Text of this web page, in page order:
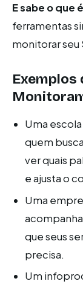
E sabe o que
ferramentas
monitorar seu
Exemplos
Uma
quem
ver quais
e ajusta o
Uma
que seus
precisa.
Um